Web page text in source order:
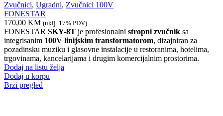
Zvučnici, Ugradni, Zvučnici 100V
FONESTAR
170,00 KM (uklj. 17% PDV)
FONESTAR SKY-8T je profesionalni stropni zvučnik sa
integrisanim 100V linijskim transformatorom, dizajniran za
pozadinsku muziku i glasovne instalacije u restoranima, hotelima,
trgovinama, kancelarijama i drugim komercijalnim prostorima.
Dodaj na listu želja
Dodaj u korpu
Brzi pregled